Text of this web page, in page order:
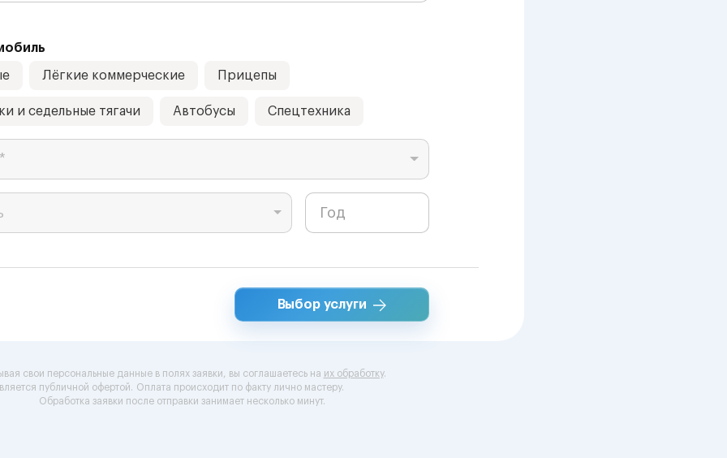
Лёгкие коммерческие Прицепы
и седельные тягачи Автобусы Спецтехника
Выбор услуги
свои персональные данные в полях заявки, вы соглашаетесь на их обработку.
публичной офертой. Оплата происходит по факту лично мастеру.
Обработка заявки после отправки занимает несколько минут.